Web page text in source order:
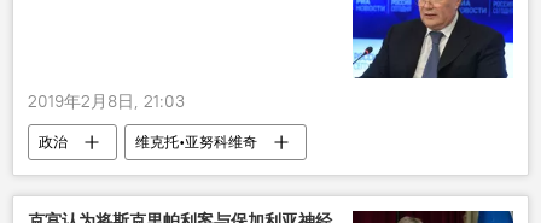
2019年2月8日, 21:03
政治 维克托•亚努科维奇